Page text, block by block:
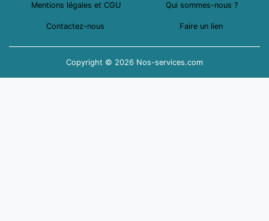
Mentions légales et CGU Qui sommes-nous ?
Contactez-nous Faire un lien
Copyright © 2026 Nos-services.com